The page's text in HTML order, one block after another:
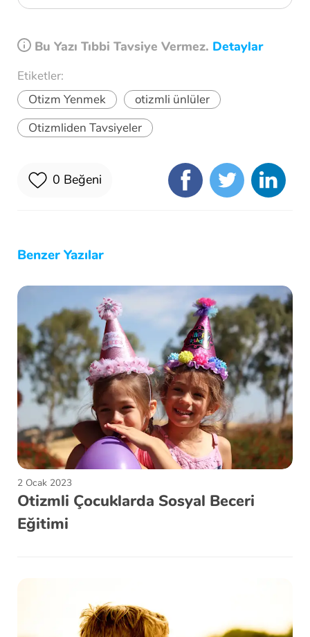
Bu Yazı Tıbbi Tavsiye Vermez. Detaylar
Etiketler:
Otizm Yenmek
otizmli ünlüler
Otizmliden Tavsiyeler
0 Beğeni
Benzer Yazılar
2 Ocak 2023
Otizmli Çocuklarda Sosyal Beceri
Eğitimi